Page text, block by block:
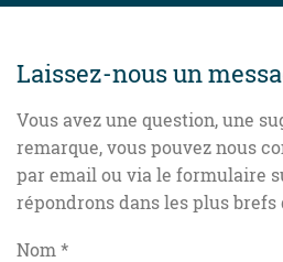
Laissez-nous un
Vous avez une question, une
remarque, vous pouvez nous
par email ou via le formulaire
répondrons dans les plus brefs
Nom *